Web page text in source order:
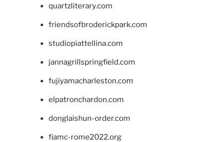
quartzliterary.com
friendsofbroderickpark.com
studiopiattellina.com
jannagrillspringfield.com
fujiyamacharleston.com
elpatronchardon.com
donglaishun-order.com
fiamc-rome2022.org